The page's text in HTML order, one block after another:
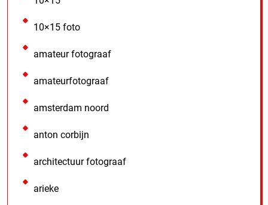
10×15 foto
amateur fotograaf
amateurfotograaf
amsterdam noord
anton corbijn
architectuur fotograaf
arieke